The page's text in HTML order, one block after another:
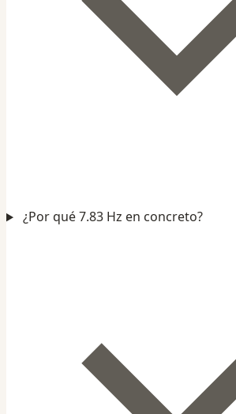
¿Por qué 7.83 Hz en concreto?